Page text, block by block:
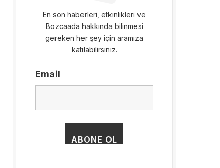
En son haberleri, etkinlikleri ve
Bozcaada hakkında bilinmesi
gereken her şey için aramıza
katılabilirsiniz.
Email